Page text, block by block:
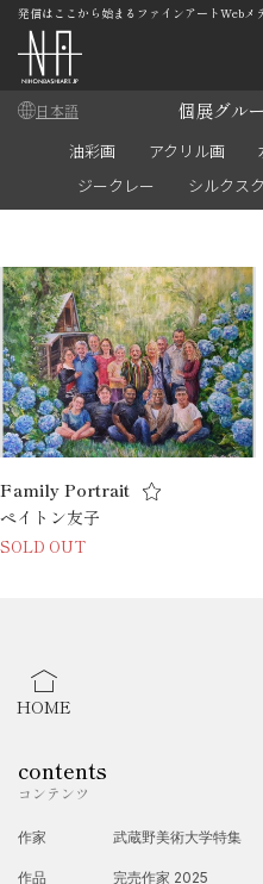
発信はここから始まるファインアートWebメ
日本語 個展グル
油彩画 アクリル画
ジークレー
シルクス
Family Portrait
ペイトン友子
SOLD OUT
HOME
contents
コンテンツ
作家
作品
武蔵野美術大学特集
完売作家 2025